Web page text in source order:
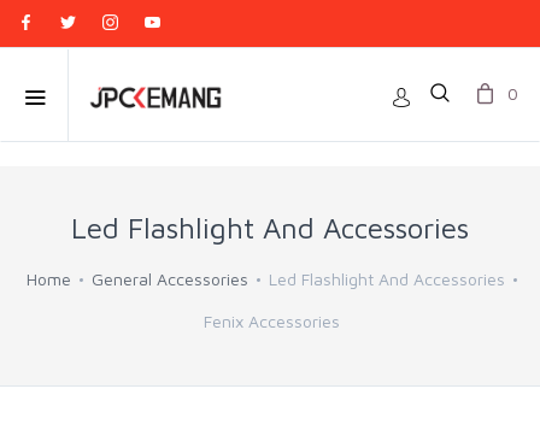
0
Led Flashlight And Accessories
Home General Accessories Led Flashlight And Accessories
Fenix Accessories